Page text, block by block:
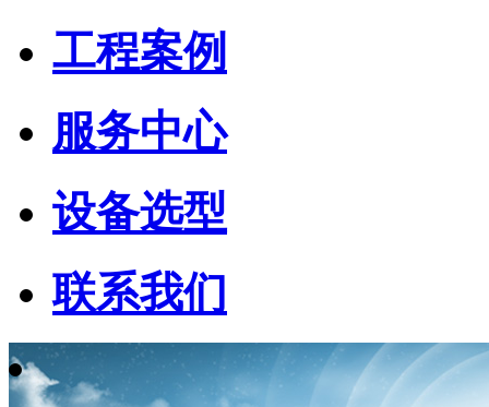
工程案例
服务中心
设备选型
联系我们